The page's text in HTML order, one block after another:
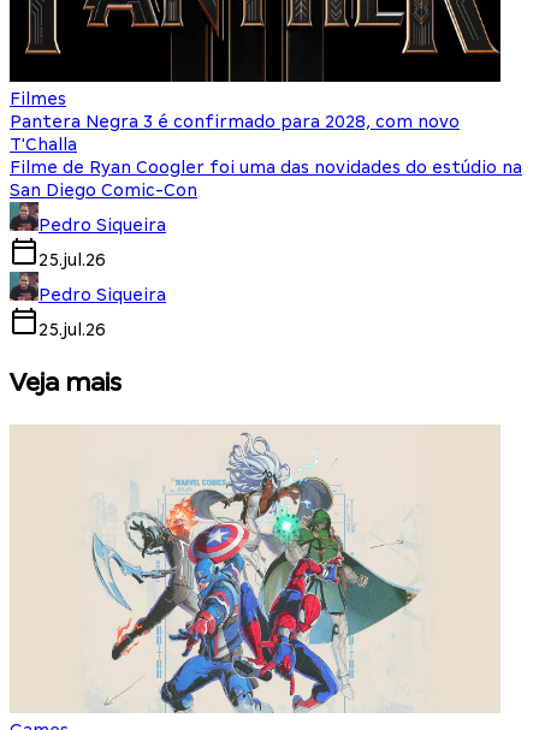
Filmes
Pantera Negra 3 é confirmado para 2028, com novo
T'Challa
Filme de Ryan Coogler foi uma das novidades do estúdio na
San Diego Comic-Con
Pedro Siqueira
25.jul.26
Pedro Siqueira
25.jul.26
Veja mais